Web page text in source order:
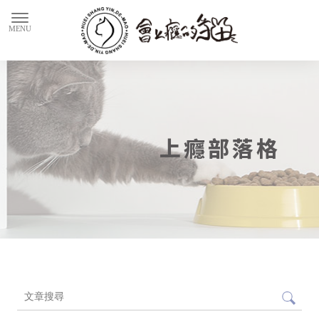
上癮部落格